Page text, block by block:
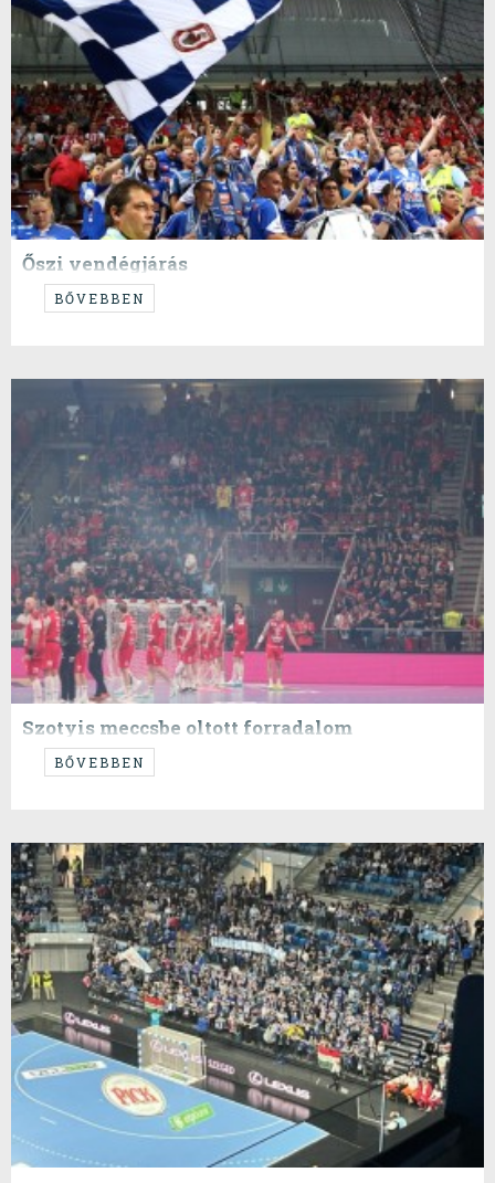
Őszi vendégjárás
...nyerjünk illedelmesen!
BŐVEBBEN
Szotyis meccsbe oltott forradalom
...és könnyes búcsúk...
BŐVEBBEN